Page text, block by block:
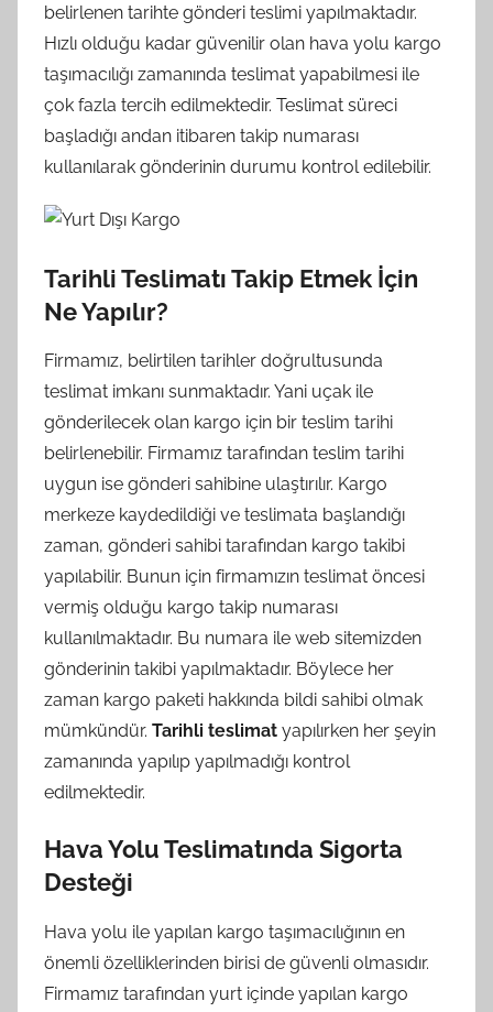
belirlenen tarihte gönderi teslimi yapılmaktadır.
Hızlı olduğu kadar güvenilir olan hava yolu kargo
taşımacılığı zamanında teslimat yapabilmesi ile
çok fazla tercih edilmektedir. Teslimat süreci
başladığı andan itibaren takip numarası
kullanılarak gönderinin durumu kontrol edilebilir.
Tarihli Teslimatı Takip Etmek İçin
Ne Yapılır?
Firmamız, belirtilen tarihler doğrultusunda
teslimat imkanı sunmaktadır. Yani uçak ile
gönderilecek olan kargo için bir teslim tarihi
belirlenebilir. Firmamız tarafından teslim tarihi
uygun ise gönderi sahibine ulaştırılır. Kargo
merkeze kaydedildiği ve teslimata başlandığı
zaman, gönderi sahibi tarafından kargo takibi
yapılabilir. Bunun için firmamızın teslimat öncesi
vermiş olduğu kargo takip numarası
kullanılmaktadır. Bu numara ile web sitemizden
gönderinin takibi yapılmaktadır. Böylece her
zaman kargo paketi hakkında bildi sahibi olmak
mümkündür. Tarihli teslimat yapılırken her şeyin
zamanında yapılıp yapılmadığı kontrol
edilmektedir.
Hava Yolu Teslimatında Sigorta
Desteği
Hava yolu ile yapılan kargo taşımacılığının en
önemli özelliklerinden birisi de güvenli olmasıdır.
Firmamız tarafından yurt içinde yapılan kargo